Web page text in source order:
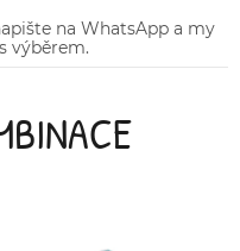
na WhatsApp a my
výběrem.